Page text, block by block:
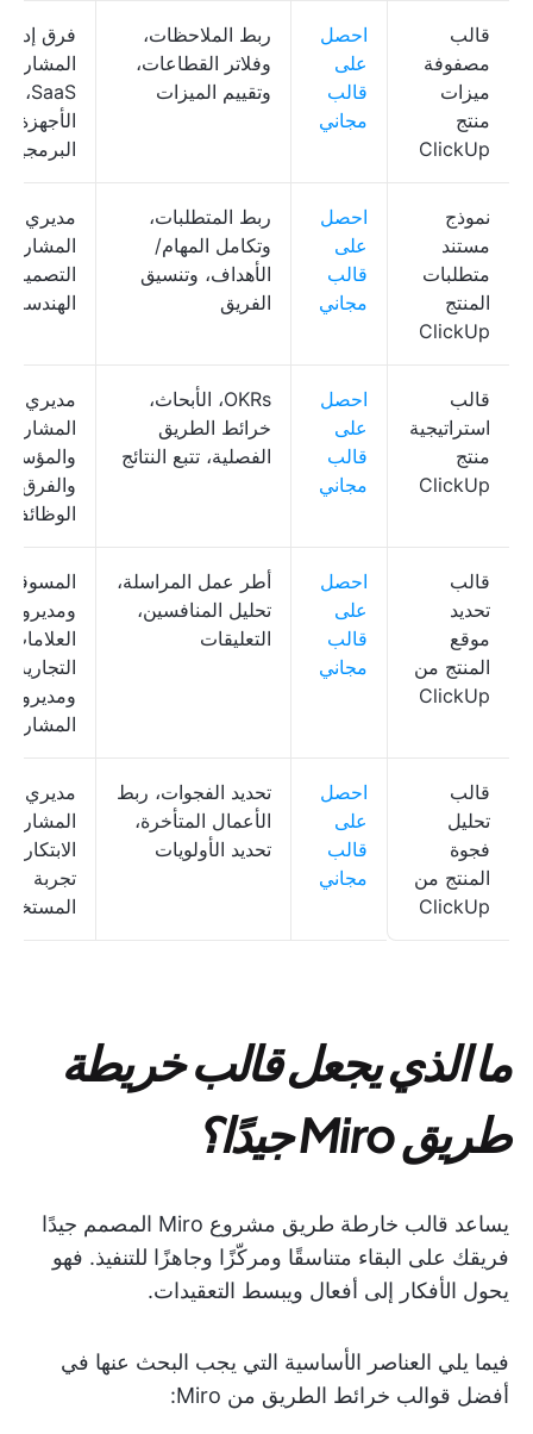
قالب
مصفوفة
ميزات
منتج
ClickUp
احصل
على
قالب
مجاني
ربط الملاحظات،
وفلاتر القطاعات،
وتقييم الميزات
فرق إدارة
المشاريع،
SaaS،
الأجهزة/
نموذج
مستند
متطلبات
المنتج
ClickUp
احصل
على
قالب
مجاني
ربط المتطلبات،
وتكامل المهام/
الأهداف، وتنسيق
الفريق
مديري
المشاريع،
التصميم،
الهندسة
قالب
استراتيجية
منتج
ClickUp
احصل
على
قالب
مجاني
OKRs، الأبحاث،
خرائط الطريق
الفصلية، تتبع النتائج
مديري
المشاريع
والفرق
الوظائف
قالب
تحديد
موقع
المنتج من
ClickUp
احصل
على
قالب
مجاني
أطر عمل المراسلة،
تحليل المنافسين،
التعليقات
ومديرو
العلامات
التجارية
ومديرو
المشاريع
قالب
تحليل
فجوة
المنتج من
ClickUp
احصل
على
قالب
مجاني
تحديد الفجوات، ربط
الأعمال المتأخرة،
تحديد الأولويات
مديري
المشاريع،
الابتكار،
تجربة
المستخدم
ما الذي يجعل قالب خريطة
طريق Miro جيدًا؟
يساعد قالب خارطة طريق مشروع Miro المصمم جيدًا
فريقك على البقاء متناسقًا ومركّزًا وجاهزًا للتنفيذ. فهو
يحول الأفكار إلى أفعال ويبسط التعقيدات.
فيما يلي العناصر الأساسية التي يجب البحث عنها في
أفضل قوالب خرائط الطريق من Miro: